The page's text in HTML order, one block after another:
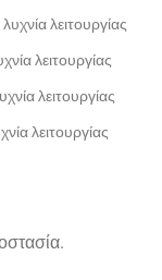
λειτουργίας
λειτουργίας
λειτουργίας
λειτουργίας